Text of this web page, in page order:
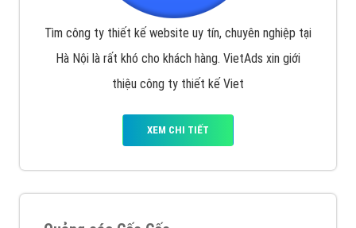
Tìm công ty thiết kế website uy tín, chuyên nghiệp tại
Hà Nội là rất khó cho khách hàng. VietAds xin giới
thiệu công ty thiết kế Viet
XEM CHI TIẾT